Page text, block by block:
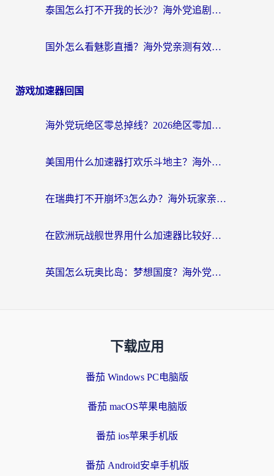
泰国怎么打不开我的长沙？海外党追剧看片的破局指南
国外怎么看魅影直播？海外党亲测有效的回国加速指南（附听歌、看央视VIP技巧）
游戏加速器回国
海外党玩绝区零总掉线？2026绝区零加速器推荐+跨平台国服游戏加速攻略
美国用什么加速器打欢乐斗地主？海外党亲测有效的国服游戏加速指南
在瑞典打不开崩坏3怎么办？海外玩家亲测有效的国服游戏加速指南
在欧洲玩战舰世界用什么加速器比较好用？老玩家亲测有效的低延迟方案
英国怎么玩奥比岛：梦想国度？海外党不卡攻略+加速器选择秘籍
下载应用
番茄 Windows PC电脑版
番茄 macOS苹果电脑版
番茄 ios苹果手机版
番茄 Android安卓手机版